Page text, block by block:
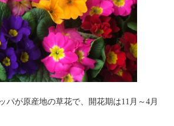
パが原産地の草花で、開花期は11月～4月